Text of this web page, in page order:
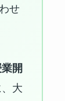
せ
開
大